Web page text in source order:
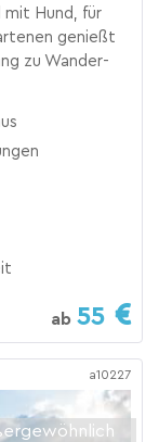
mit Hund, für
genießt
zu Wander-
ab 55
a10227